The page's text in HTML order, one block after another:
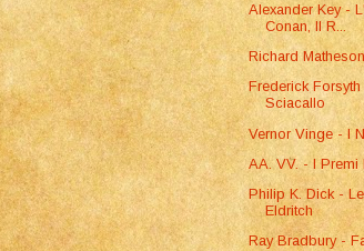
Alexander Key -
Conan, Il R...
Richard
Frederick
Sciacallo
Vernor Vinge - I
AA. VV. - I Premi
Philip K. Dick -
Eldritch
Ray Bradbury -